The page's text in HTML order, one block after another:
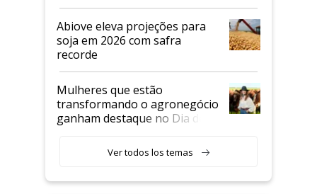
Abiove eleva projeções para
soja em 2026 com safra
recorde
Mulheres que estão
transformando o agronegócio
ganham destaque no Dia do
Ver todos los temas